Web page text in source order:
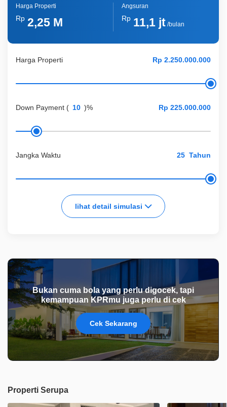
Harga Properti
Down Payment ( )%
Jangka Waktu Tahun
lihat detail simulasi
Harga Properti
Rp 2,25 M
Angsuran
Rp 11,1 jt/bulan
Bukan cuma bola yang perlu digocek, tapi
kemampuan KPRmu juga perlu di cek
Cek Sekarang
Properti Serupa